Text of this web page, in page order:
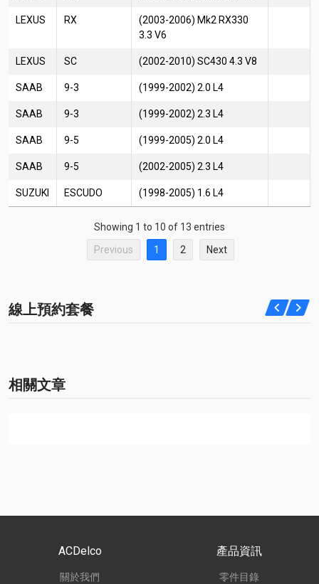
LEXUS RX
(2003-2006) Mk2 RX330
3.3 V6
LEXUS SC (2002-2010) SC430 4.3 V8
SAAB 9-3 (1999-2002) 2.0 L4
SAAB 9-3 (1999-2002) 2.3 L4
SAAB 9-5 (1999-2005) 2.0 L4
SAAB 9-5 (2002-2005) 2.3 L4
SUZUKI ESCUDO (1998-2005) 1.6 L4
Showing 1 to 10 of 13 entries
Previous 1 2 Next
線上預約套餐
相關文章
ACDelco
關於我們
產品資訊
零件目錄